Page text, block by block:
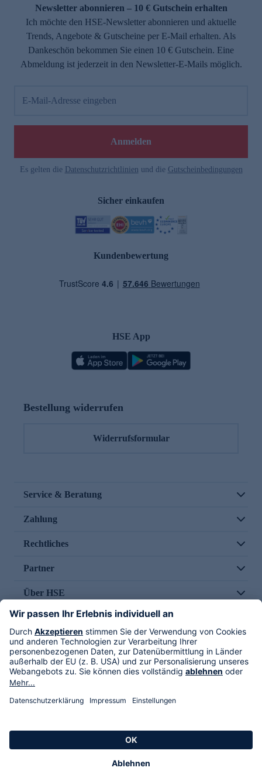
Newsletter abonnieren – 10 € Gutschein erhalten
Ich möchte den HSE-Newsletter abonnieren und aktuelle
Trends, Angebote & Gutscheine per E-Mail erhalten. Als
Dankeschön bekommen Sie einen 10 € Gutschein. Eine
Abmeldung ist jederzeit in den Newsletter-E-Mails möglich.
E-Mail-Adresse eingeben
Anmelden
Es gelten die Datenschutzrichtlinien und die Gutscheinbedingungen
Sicher einkaufen
Kundenbewertung
HSE App
Bestellung widerrufen
Widerrufsformular
Service & Beratung
Zahlung
Rechtliches
Partner
Über HSE
Im TV
HSE International